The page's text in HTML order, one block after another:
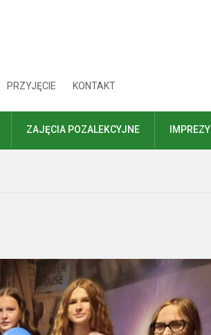
PRZYJĘCIE KONTAKT
ZAJĘCIA POZALEKCYJNE IMPREZY